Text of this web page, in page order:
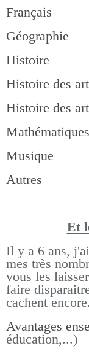
Français
Géographie
Histoire
Histoire des
Histoire des
Mathématiques
Musique
Autres
Et
Il y a 6 ans,
mes très
vous les
faire
cachent encore.
Avantages
éducation,...)